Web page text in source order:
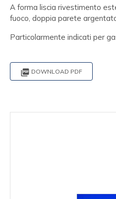
A forma liscia rivestimento
fuoco, doppia parete
Particolarmente indicati per
 DOWNLOAD PDF